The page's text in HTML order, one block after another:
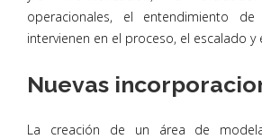
operacionales, el entendimiento
intervienen en el proceso, el escalado y
Nuevas
La creación de un área de